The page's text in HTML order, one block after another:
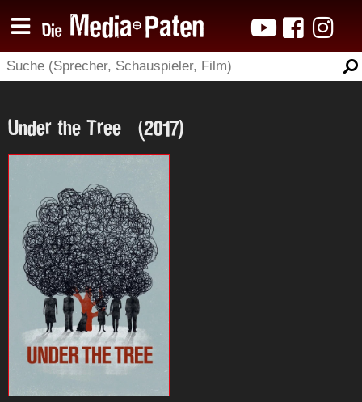
Under the Tree (2017)